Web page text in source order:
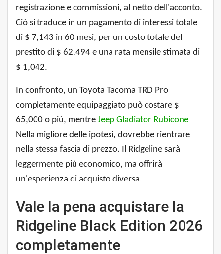
registrazione e commissioni, al netto dell'acconto.
Ciò si traduce in un pagamento di interessi totale
di $ 7,143 in 60 mesi, per un costo totale del
prestito di $ 62,494 e una rata mensile stimata di
$ 1,042.
In confronto, un Toyota Tacoma TRD Pro
completamente equipaggiato può costare $
65,000 o più, mentre Jeep Gladiator Rubicone
Nella migliore delle ipotesi, dovrebbe rientrare
nella stessa fascia di prezzo. Il Ridgeline sarà
leggermente più economico, ma offrirà
un'esperienza di acquisto diversa.
Vale la pena acquistare la
Ridgeline Black Edition 2026
completamente